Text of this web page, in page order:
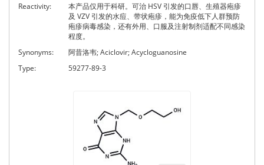
Reactivity:
本产品仅用于科研。可治 HSV 引发的口唇、生殖器疱疹
及 VZV 引发的水痘、带状疱疹，能为免疫低下人群预防
疱疹病毒感染，还有外用、口服及注射制剂适配不同感染
程度。
Synonyms:
阿昔洛韦; Aciclovir; Acycloguanosine
Type:
59277-89-3